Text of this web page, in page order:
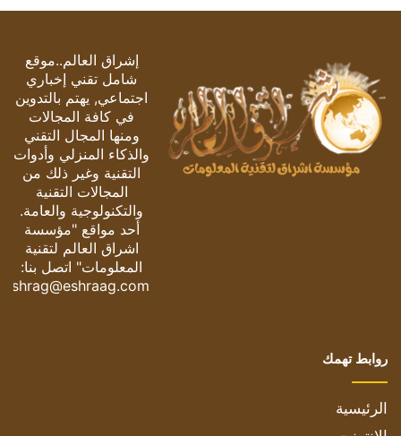
إشراق العالم..موقع
شامل تقني إخباري
اجتماعي, يهتم بالتدوين
في كافة المجالات
ومنها المجال التقني
والذكاء المنزلي وأدوات
التقنية وغير ذلك من
المجالات التقنية
والتكنولوجية والعامة.
أحد مواقع "مؤسسة
اشراق العالم لتقنية
المعلومات" اتصل بنا:
eshrag@eshraag.com
روابط تهمك
الرئيسية